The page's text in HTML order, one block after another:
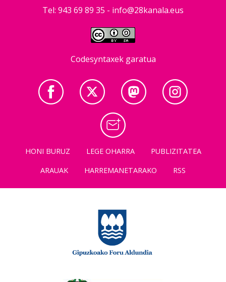
Tel: 943 69 89 35 - info@28kanala.eus
Codesyntaxek garatua
HONI BURUZ LEGE OHARRA
PUBLIZITATEA
ARAUAK
HARREMANETARAKO RSS